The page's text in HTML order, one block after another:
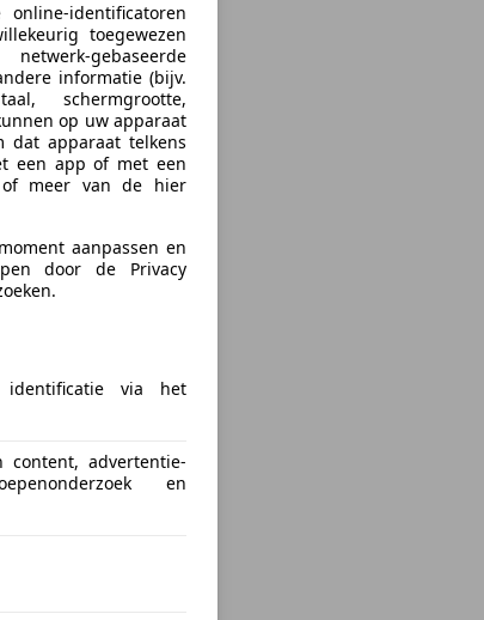
identificatoren
toegewezen
gebaseerde
informatie (bijv.
schermgrootte,
op uw apparaat
dat apparaat telkens
een app of met een
meer van de hier
aanpassen en
door de Privacy
identificatie via het
content, advertentie-
en